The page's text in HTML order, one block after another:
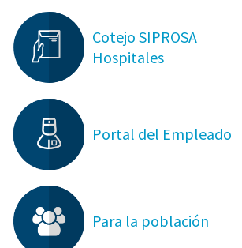
Cotejo SIPROSA
Hospitales
Portal del Empleado
Para la población